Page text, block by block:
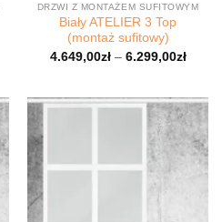
DRZWI Z MONTAŻEM SUFITOWYM
Biały ATELIER 3 Top
(montaż sufitowy)
4.649,00zł– 6.299,00zł